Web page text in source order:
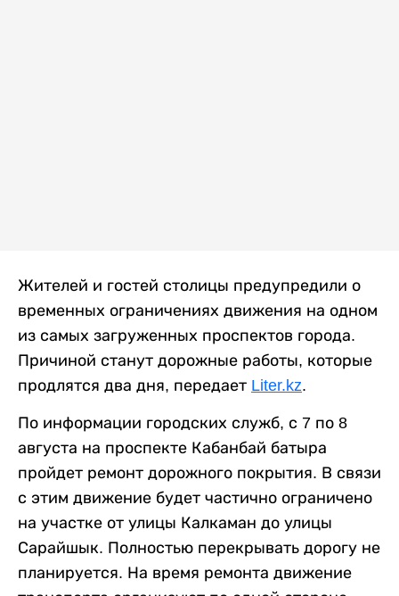
Жителей и гостей столицы предупредили о
временных ограничениях движения на одном
из самых загруженных проспектов города.
Причиной станут дорожные работы, которые
продлятся два дня, передает Liter.kz.
По информации городских служб, с 7 по 8
августа на проспекте Кабанбай батыра
пройдет ремонт дорожного покрытия. В связи
с этим движение будет частично ограничено
на участке от улицы Калкаман до улицы
Сарайшык. Полностью перекрывать дорогу не
планируется. На время ремонта движение